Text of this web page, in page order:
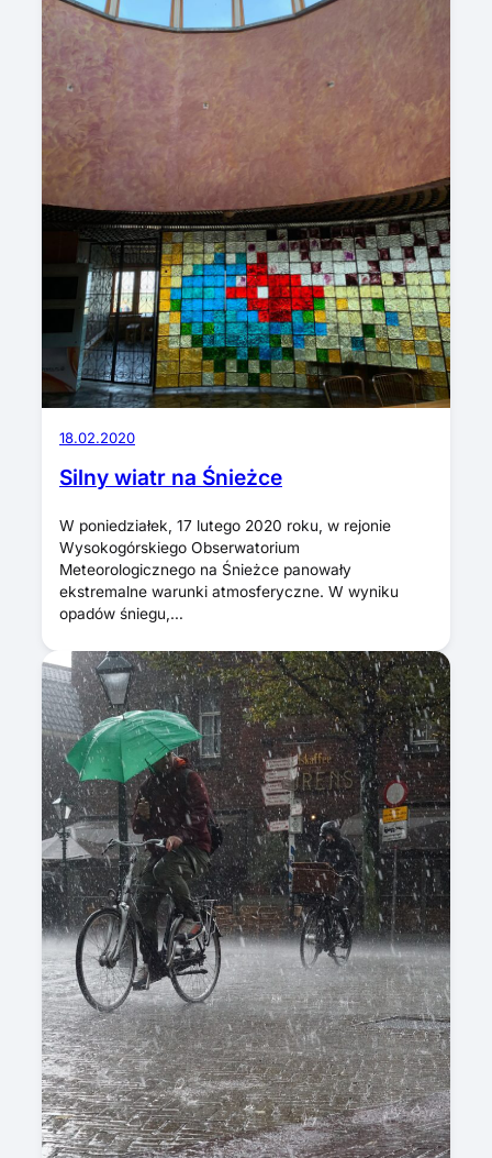
18.02.2020
Silny wiatr na Śnieżce
W poniedziałek, 17 lutego 2020 roku, w rejonie
Wysokogórskiego Obserwatorium
Meteorologicznego na Śnieżce panowały
ekstremalne warunki atmosferyczne. W wyniku
opadów śniegu,…